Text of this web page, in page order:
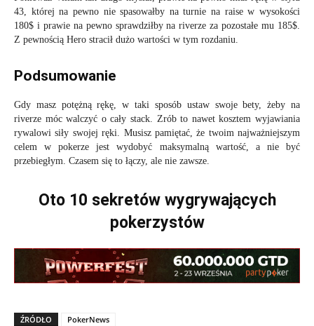
43, której na pewno nie spasowałby na turnie na raise w wysokości
180$ i prawie na pewno sprawdziłby na riverze za pozostałe mu 185$.
Z pewnością Hero stracił dużo wartości w tym rozdaniu.
Podsumowanie
Gdy masz potężną rękę, w taki sposób ustaw swoje bety, żeby na
riverze móc walczyć o cały stack. Zrób to nawet kosztem wyjawiania
rywalowi siły swojej ręki. Musisz pamiętać, że twoim najważniejszym
celem w pokerze jest wydobyć maksymalną wartość, a nie być
przebiegłym. Czasem się to łączy, ale nie zawsze.
Oto 10 sekretów wygrywających
pokerzystów
ŹRÓDŁO
PokerNews